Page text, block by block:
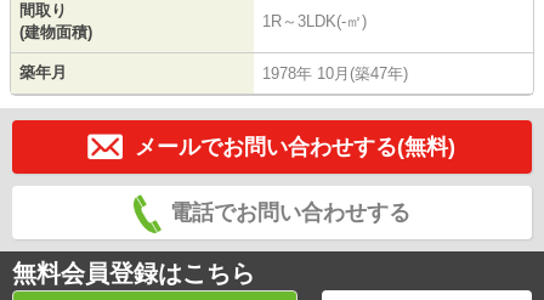
間取り
(建物面積)
1R～3LDK(-㎡)
築年月 1978年 10月(築47年)
メールでお問い合わせする(無料)
電話でお問い合わせする
無料会員登録はこちら